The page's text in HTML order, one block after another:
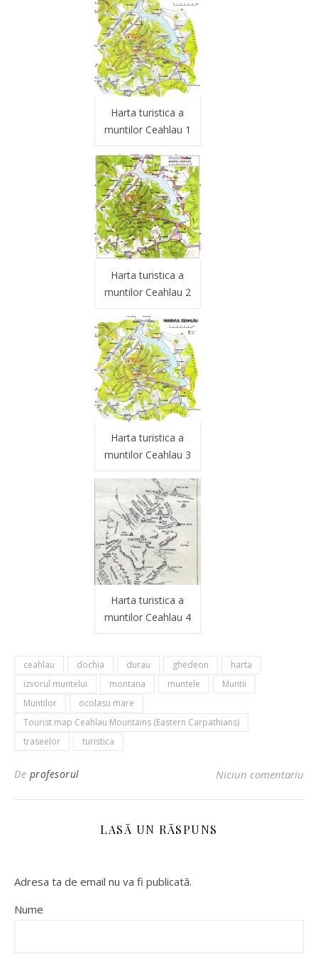
Harta turistica a
muntilor Ceahlau 1
Harta turistica a
muntilor Ceahlau 2
Harta turistica a
muntilor Ceahlau 3
Harta turistica a
muntilor Ceahlau 4
ceahlau dochia durau ghedeon
harta
izvorul muntelui
montana muntele
Muntii
Muntilor
ocolasu mare
Tourist map Ceahlau Mountains (Eastern Carpathians)
traseelor
turistica
De profesorul Niciun comentariu
LASĂ UN RĂSPUNS
Adresa ta de email nu va fi publicată.
Nume